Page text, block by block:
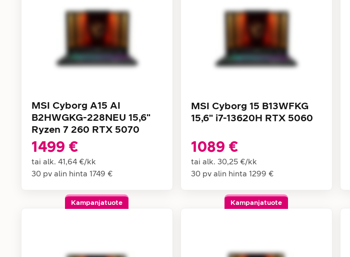
MSI Cyborg A15 AI
B2HWGKG-228NEU 15,6"
Ryzen 7 260 RTX 5070
1499 €
tai alk. 41,64 €/kk
30 pv alin hinta 1749 €
MSI Cyborg 15 B13WFKG
15,6" i7-13620H RTX 5060
1089 €
tai alk. 30,25 €/kk
30 pv alin hinta 1299 €
Kampanjatuote Kampanjatuote